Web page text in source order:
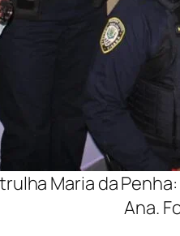
Maria da
Ana.